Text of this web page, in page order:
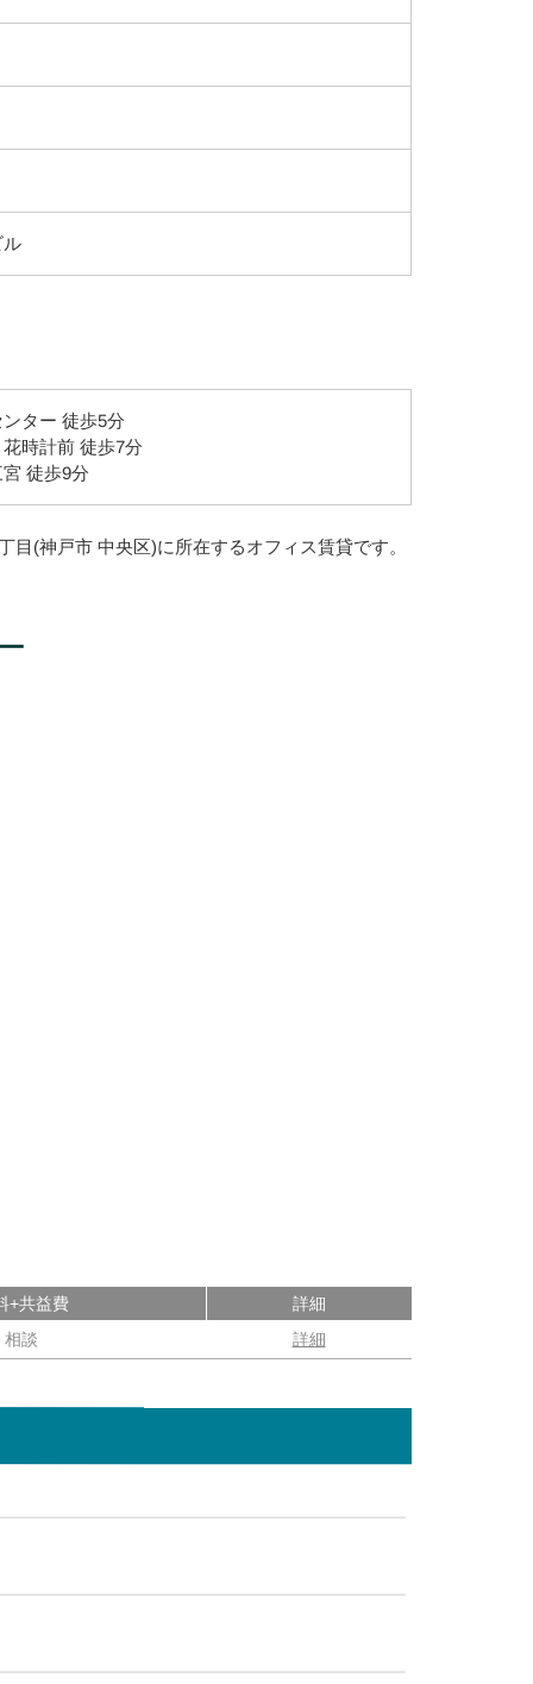
ル
ター 徒歩5分
時計前 徒歩7分
徒歩9分
目(神戸市 中央区)に所在するオフィス賃貸です。
+共益費
詳細
相談 詳細